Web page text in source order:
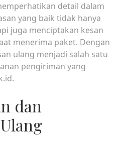
detail dalam
yang baik tidak hanya
juga menciptakan kesan
menerima paket. Dengan
ulang menjadi salah satu
pengiriman yang
dan